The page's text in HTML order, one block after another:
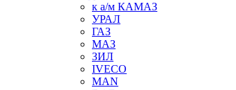
к а/м КАМАЗ
УРАЛ
ГАЗ
МАЗ
ЗИЛ
IVECO
MAN